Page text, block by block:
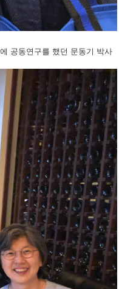
공동연구를 했던 문동기 박사